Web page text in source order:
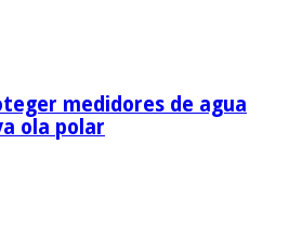
medidores de agua
ola polar